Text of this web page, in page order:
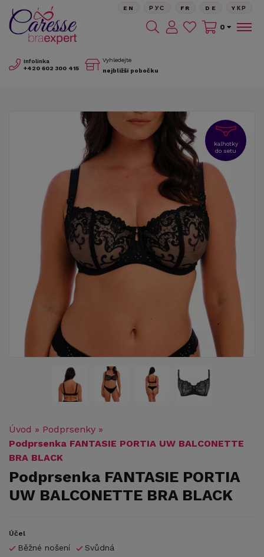
Infolinka
+420 602 300 415
Vyhledejte
nejbližší pobočku
EN РУС FR DE YКР
0
kalhotky
do setu
Úvod » Podprsenky »
Podprsenka FANTASIE PORTIA UW BALCONETTE
BRA BLACK
Podprsenka FANTASIE PORTIA
UW BALCONETTE BRA BLACK
Účel
Běžné nošení Svůdná